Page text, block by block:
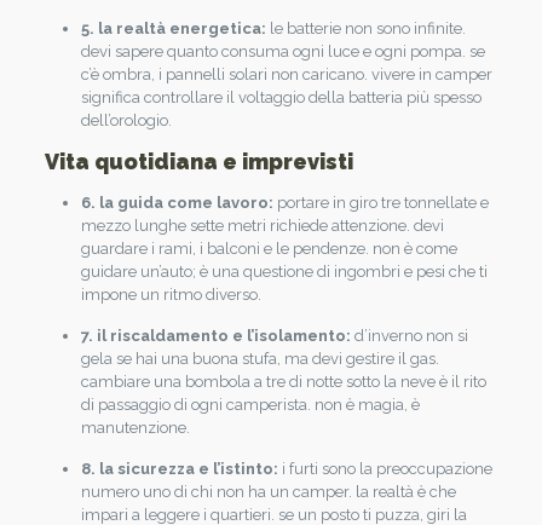
5. la realtà energetica: le batterie non sono infinite.
devi sapere quanto consuma ogni luce e ogni pompa. se
c’è ombra, i pannelli solari non caricano. vivere in camper
significa controllare il voltaggio della batteria più spesso
dell’orologio.
Vita quotidiana e imprevisti
6. la guida come lavoro: portare in giro tre tonnellate e
mezzo lunghe sette metri richiede attenzione. devi
guardare i rami, i balconi e le pendenze. non è come
guidare un’auto; è una questione di ingombri e pesi che ti
impone un ritmo diverso.
7. il riscaldamento e l’isolamento: d’inverno non si
gela se hai una buona stufa, ma devi gestire il gas.
cambiare una bombola a tre di notte sotto la neve è il rito
di passaggio di ogni camperista. non è magia, è
manutenzione.
8. la sicurezza e l’istinto: i furti sono la preoccupazione
numero uno di chi non ha un camper. la realtà è che
impari a leggere i quartieri. se un posto ti puzza, giri la